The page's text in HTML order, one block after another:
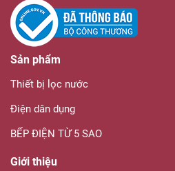
Sản phẩm
Thiết bị lọc nước
Điện dân dụng
BẾP ĐIỆN TỪ 5 SAO
Giới thiệu